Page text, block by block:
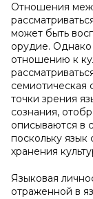
Отношения
может быть
орудие.
отношению к
семиотическая
точки зрения
сознания,
описываются в
поскольку
хранения
Языковая
отраженной в